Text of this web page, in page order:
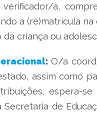
a,
a (re)matrícula
criança ou
: O/a
assim como
espera-
Secretaria de